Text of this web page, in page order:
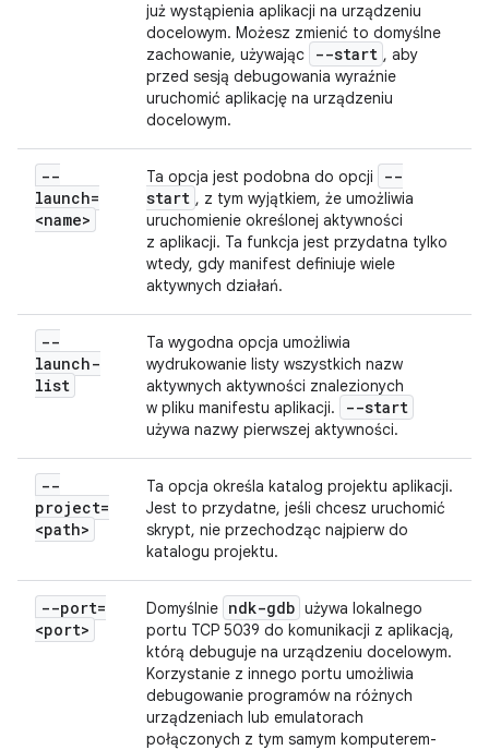
już wystąpienia aplikacji na urządzeniu
docelowym. Możesz zmienić to domyślne
zachowanie, używając
--start , aby
przed sesją debugowania wyraźnie
uruchomić aplikację na urządzeniu
docelowym.
--
launch=
<name>
Ta opcja jest podobna do opcji
--
start , z tym wyjątkiem, że umożliwia
uruchomienie określonej aktywności
z aplikacji. Ta funkcja jest przydatna tylko
wtedy, gdy manifest definiuje wiele
aktywnych działań.
--
launch-
list
Ta wygodna opcja umożliwia
wydrukowanie listy wszystkich nazw
aktywnych aktywności znalezionych
w pliku manifestu aplikacji.
--start
używa nazwy pierwszej aktywności.
--
project=
<path>
Ta opcja określa katalog projektu aplikacji.
Jest to przydatne, jeśli chcesz uruchomić
skrypt, nie przechodząc najpierw do
katalogu projektu.
--port=
<port>
Domyślnie ndk-gdb używa lokalnego
portu TCP 5039 do komunikacji z aplikacją,
którą debuguje na urządzeniu docelowym.
Korzystanie z innego portu umożliwia
debugowanie programów na różnych
urządzeniach lub emulatorach
połączonych z tym samym komputerem-